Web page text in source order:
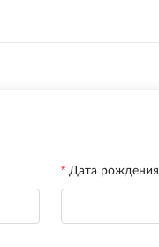
Дата рождения